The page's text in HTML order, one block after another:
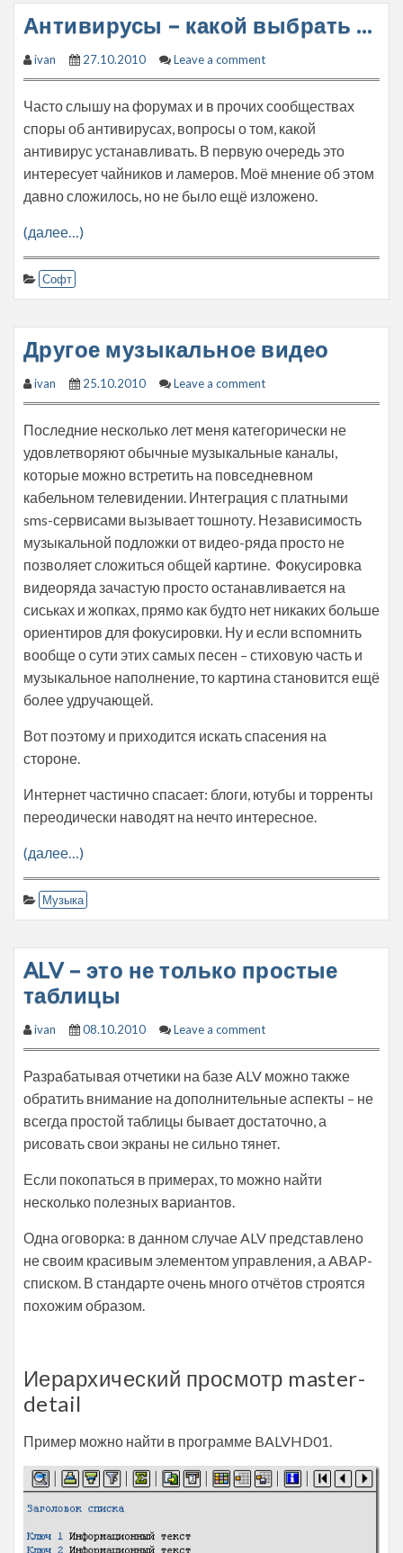
Антивирусы – какой выбрать …
ivan 27.10.2010 Leave a comment
Часто слышу на форумах и в прочих сообществах
споры об антивирусах, вопросы о том, какой
антивирус устанавливать. В первую очередь это
интересует чайников и ламеров. Моё мнение об этом
давно сложилось, но не было ещё изложено.
(далее…)
Софт
Другое музыкальное видео
ivan 25.10.2010 Leave a comment
Последние несколько лет меня категорически не
удовлетворяют обычные музыкальные каналы,
которые можно встретить на повседневном
кабельном телевидении. Интеграция с платными
sms-сервисами вызывает тошноту. Независимость
музыкальной подложки от видео-ряда просто не
позволяет сложиться общей картине. Фокусировка
видеоряда зачастую просто останавливается на
сиськах и жопках, прямо как будто нет никаких больше
ориентиров для фокусировки. Ну и если вспомнить
вообще о сути этих самых песен – стиховую часть и
музыкальное наполнение, то картина становится ещё
более удручающей.
Вот поэтому и приходится искать спасения на
стороне.
Интернет частично спасает: блоги, ютубы и торренты
переодически наводят на нечто интересное.
(далее…)
Музыка
ALV – это не только простые
таблицы
ivan 08.10.2010 Leave a comment
Разрабатывая отчетики на базе ALV можно также
обратить внимание на дополнительные аспекты – не
всегда простой таблицы бывает достаточно, а
рисовать свои экраны не сильно тянет.
Если покопаться в примерах, то можно найти
несколько полезных вариантов.
Одна оговорка: в данном случае ALV представлено
не своим красивым элементом управления, а ABAP-
списком. В стандарте очень много отчётов строятся
похожим образом.
Иерархический просмотр master-
detail
Пример можно найти в программе BALVHD01.